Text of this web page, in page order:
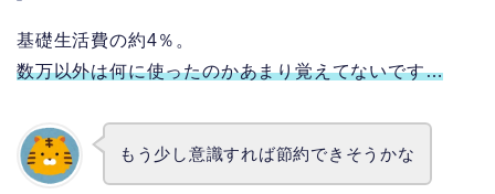
基礎生活費の約4％。
数万以外は何に使ったのかあまり覚えてないです…
もう少し意識すれば節約できそうかな